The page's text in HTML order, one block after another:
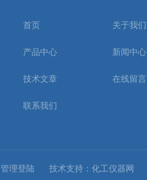
首页 关于我们
产品中心 新闻中心
技术文章 在线留言
联系我们
管理登陆 技术支持： 化工仪器网